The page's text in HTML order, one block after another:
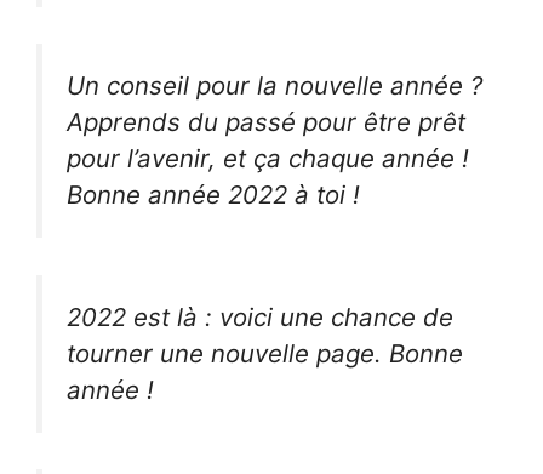
Un conseil pour la nouvelle année ?
Apprends du passé pour être prêt
pour l’avenir, et ça chaque année !
Bonne année 2022 à toi !
2022 est là : voici une chance de
tourner une nouvelle page. Bonne
année !